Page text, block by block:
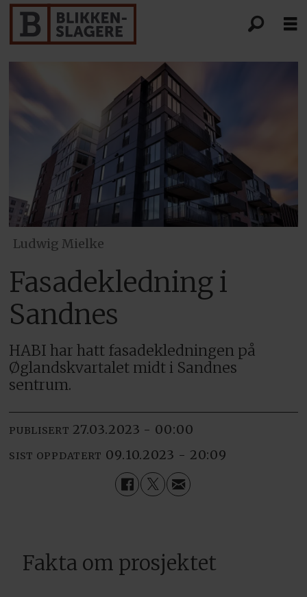
Ludwig Mielke
Fasadekledning i
Sandnes
HABI har hatt fasadekledningen på
Øglandskvartalet midt i Sandnes
sentrum.
PUBLISERT 27.03.2023 - 00:00
SIST OPPDATERT 09.10.2023 - 20:09
Fakta om prosjektet